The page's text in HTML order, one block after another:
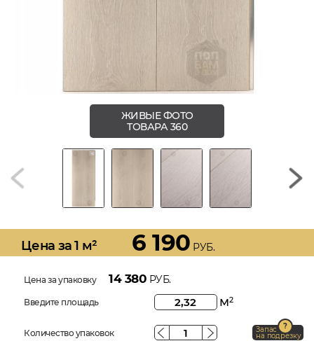
ЖИВЫЕ ФОТО
ТОВАРА 360
Цена за 1 м² 6 190 РУБ.
Цена за упаковку 14 380 РУБ.
Введите площадь м2
Количество упаковок Запас
на подрезку